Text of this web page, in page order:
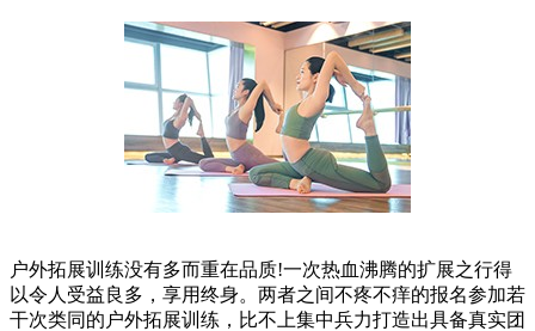
户外拓展训练没有多而重在品质!一次热血沸腾的扩展之行得
以令人受益良多，享用终身。两者之间不疼不痒的报名参加若
干次类同的户外拓展训练，比不上集中兵力打造出具备真实团